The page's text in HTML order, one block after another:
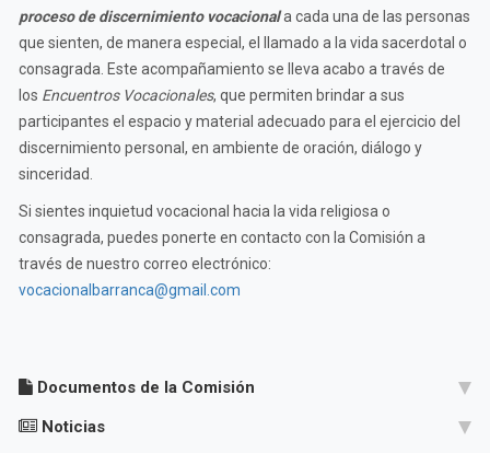
proceso de discernimiento vocacionala cada una de las personas
que sienten, de manera especial, el llamado a la vida sacerdotal o
consagrada. Este acompañamiento se lleva acabo a través de
los Encuentros Vocacionales, que permiten brindar a sus
participantes el espacio y material adecuado para el ejercicio del
discernimiento personal, en ambiente de oración, diálogo y
sinceridad.
Si sientes inquietud vocacional hacia la vida religiosa o
consagrada, puedes ponerte en contacto con la Comisión a
través de nuestro correo electrónico:
vocacionalbarranca@gmail.com
Documentos de la Comisión
Noticias